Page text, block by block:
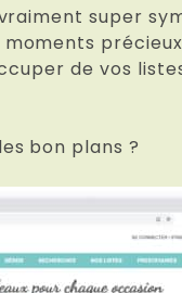
super
de vos
bon plans ?